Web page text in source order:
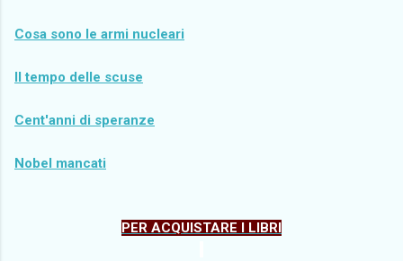
Cosa sono le armi nucleari
Il tempo delle scuse
Cent'anni di speranze
Nobel mancati
PER ACQUISTARE I LIBRI